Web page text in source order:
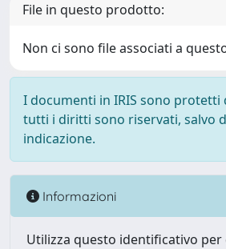
File in questo prodotto:
Non ci sono file associati a
I documenti in IRIS sono protetti
tutti i diritti sono riservati, salvo
indicazione.
Informazioni
Utilizza questo identificativo